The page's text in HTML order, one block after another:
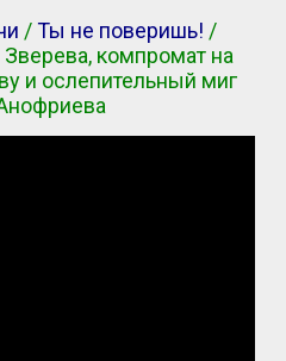
/Ты не поверишь! /
компромат на
и ослепительный миг